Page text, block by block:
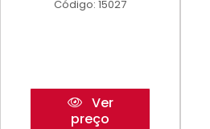
Código: 15027
Ver
preço